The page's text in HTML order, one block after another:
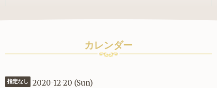
カレンダー
指定なし 2020-12-20 (Sun)